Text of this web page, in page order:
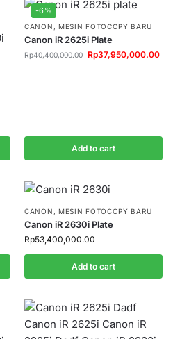
-6%
CANON , MESIN FOTOCOPY BARU
Canon iR 2625i Plate
Rp40,400,000.00 Rp37,950,000.00
Add to cart
CANON , MESIN FOTOCOPY BARU
Canon iR 2630i Plate
Rp53,400,000.00
Add to cart